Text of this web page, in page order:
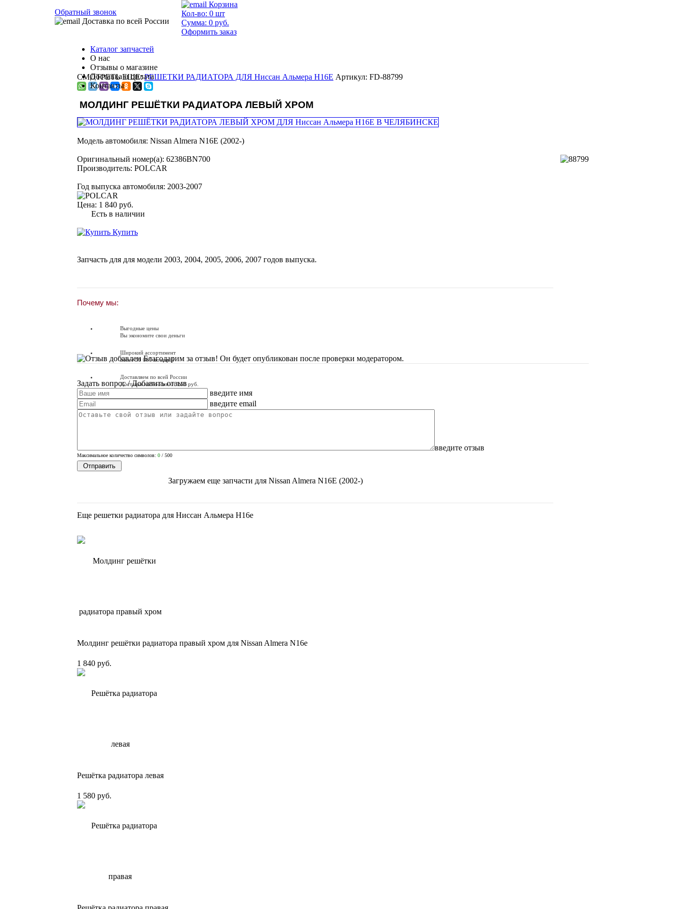
СМОТРЕТЬ ЕЩЕ:РЕШЕТКИ РАДИАТОРА ДЛЯ Ниссан Альмера Н16Е Артикул: FD-88799
МОЛДИНГ РЕШЁТКИ РАДИАТОРА ЛЕВЫЙ ХРОМ
Модель автомобиля: Nissan Almera N16E (2002-)
Оригинальный номер(а): 62386BN700
Производитель: POLCAR
Год выпуска автомобиля: 2003-2007
Цена: 1 840 руб.
Есть в наличии
Купить
Запчасть для для модели 2003, 2004, 2005, 2006, 2007 годов выпуска.
Почему мы:
Выгодные цены
Вы экономите свои деньги
Широкий ассортимент
Более 90 000 позиций
Доставляем по всей России
Доставка по России от 250 руб.
Вопросы? Звоните!
+7 (351) 216-6-414
Благодарим за отзыв! Он будет опубликован после проверки модератором.
Задать вопрос/ Добавить отзыв
введите имя
введите email
введите отзыв
Максимальное количество символов: 0 / 500
Загружаем еще запчасти для Nissan Almera N16E (2002-)
Еще решетки радиатора для Ниссан Альмера Н16е
Молдинг решётки радиатора правый хром для Nissan Almera N16e
1 840 руб.
Решётка радиатора левая
1 580 руб.
Обратный звонок
Доставка по всей России
Корзина
Кол-во: 0 шт
Сумма: 0 руб.
Оформить заказ
Каталог запчастей
О нас
Отзывы о магазине
Доставка и оплата
Контакты